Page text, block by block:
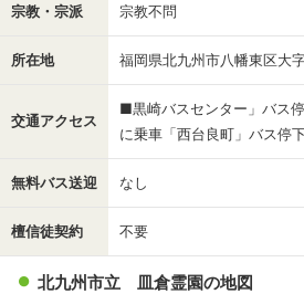
宗教・宗派 宗教不問
所在地 福岡県北九州市八幡東区大
交通アクセス
■黒崎バスセンター」バス
に乗車「西台良町」バス停
無料バス送迎 なし
檀信徒契約 不要
北九州市立 皿倉霊園の地図